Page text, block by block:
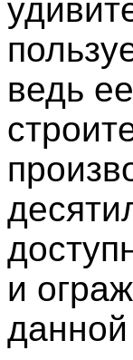
ведь
и
данной